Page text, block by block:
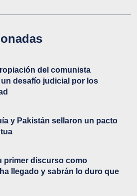
del comunista
desafío judicial por los
y Pakistán sellaron un pacto
primer discurso como
llegado y sabrán lo duro que